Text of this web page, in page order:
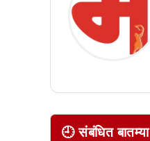
🕘 संबंधित बातम्या